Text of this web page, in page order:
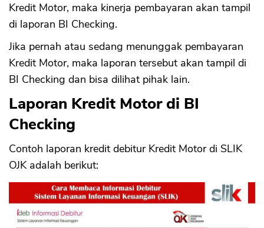
Kredit Motor, maka kinerja pembayaran akan tampil
di laporan BI Checking.
Jika pernah atau sedang menunggak pembayaran
Kredit Motor, maka laporan tersebut akan tampil di
BI Checking dan bisa dilihat pihak lain.
Laporan Kredit Motor di BI
Checking
Contoh laporan kredit debitur Kredit Motor di SLIK
OJK adalah berikut: